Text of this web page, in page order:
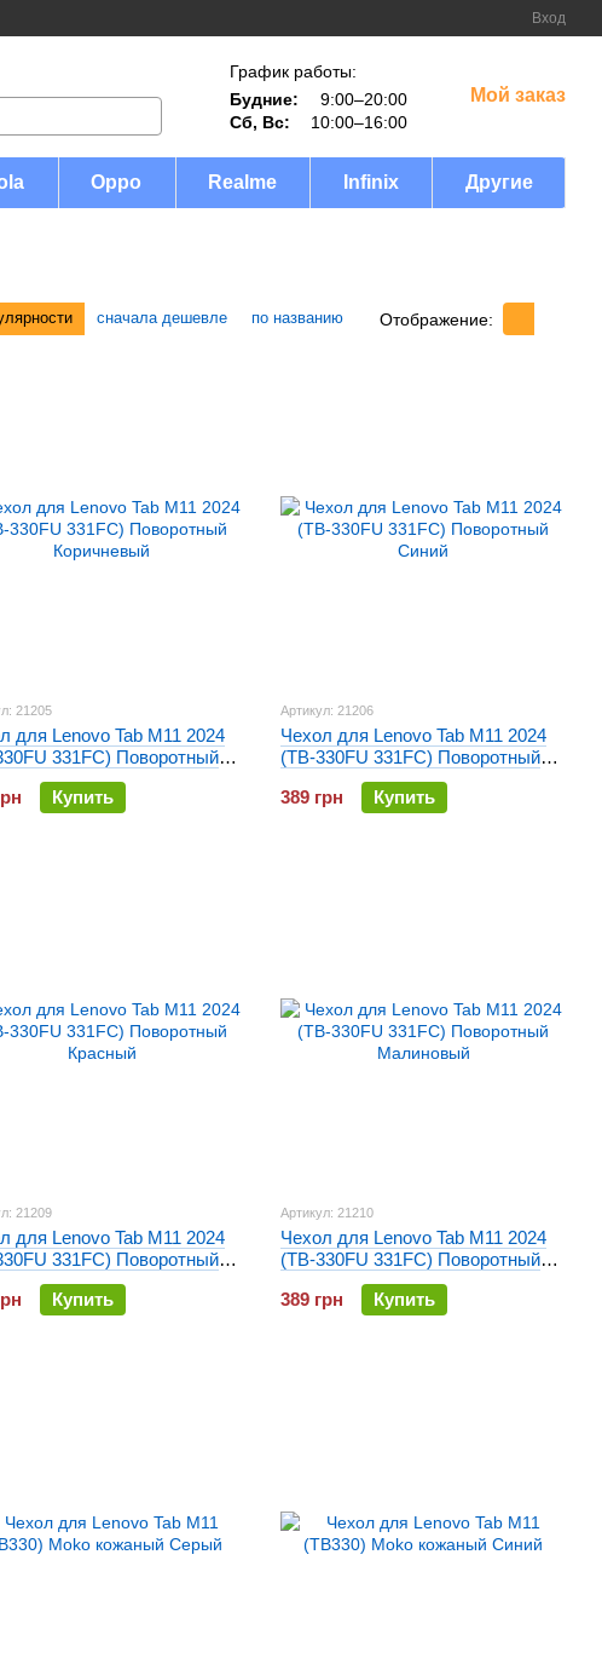
Вход
График работы:
Будние:
9:00–20:00
Сб, Вс:
10:00–16:00
Мой заказ
Oppo Realme Infinix Другие
сначала дешевле по названию Отображение:
21205
для Lenovo Tab M11 2024
331FC) Поворотный
Купить
Артикул: 21206
Чехол для Lenovo Tab M11 2024
(TB-330FU 331FC) Поворотный
389 грн
Купить
21209
для Lenovo Tab M11 2024
331FC) Поворотный
Купить
Артикул: 21210
Чехол для Lenovo Tab M11 2024
(TB-330FU 331FC) Поворотный
Малиновый
389 грн
Купить